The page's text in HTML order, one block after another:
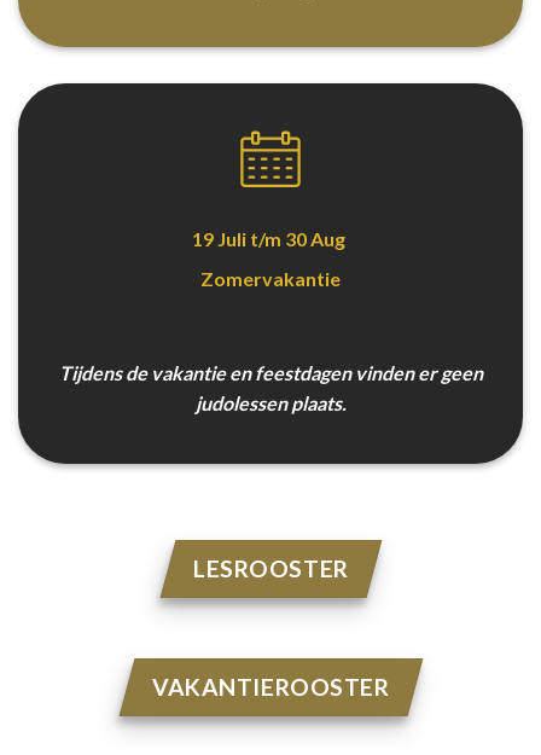
19 Juli t/m 30 Aug
Zomervakantie
Tijdens de vakantie en feestdagen vinden er geen
judolessen plaats.
LESROOSTER
VAKANTIEROOSTER